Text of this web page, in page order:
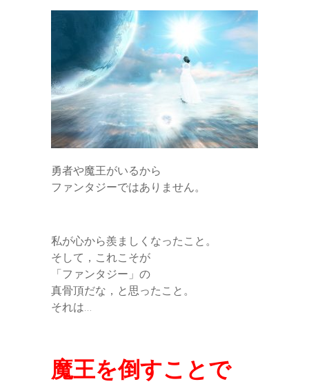
勇者や魔王がいるから
ファンタジーではありません。
私が心から羨ましくなったこと。
そして，これこそが
「ファンタジー」の
真骨頂だな，と思ったこと。
それは…
魔王を倒すことで